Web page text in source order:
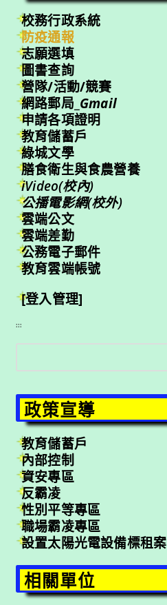
校務行政系統
防疫通報
志願選填
圖書查詢
營隊/活動/競賽
網路郵局_ Gmail
申請各項證明
教育儲蓄戶
綠城文學
膳食衛生與食農營養
iVideo(校內)
公播電影網(校外)
雲端公文
雲端差勤
公務電子郵件
教育雲端帳號
[登入管理]
:::
尋
政策宣導
教育儲蓄戶
內部控制
資安專區
反霸凌
性別平等專區
職場霸凌專區
設置太陽光電設備標租案
相關單位